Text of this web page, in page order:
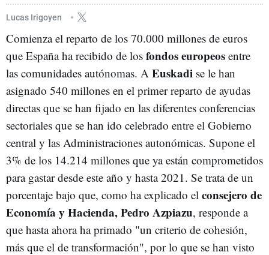
Lucas Irigoyen
Comienza el reparto de los 70.000 millones de euros
que España ha recibido de los fondos europeos entre
las comunidades autónomas. A Euskadi se le han
asignado 540 millones en el primer reparto de ayudas
directas que se han fijado en las diferentes conferencias
sectoriales que se han ido celebrado entre el Gobierno
central y las Administraciones autonómicas. Supone el
3% de los 14.214 millones que ya están comprometidos
para gastar desde este año y hasta 2021. Se trata de un
porcentaje bajo que, como ha explicado el consejero de
Economía y Hacienda, Pedro Azpiazu, responde a
que hasta ahora ha primado "un criterio de cohesión,
más que el de transformación", por lo que se han visto